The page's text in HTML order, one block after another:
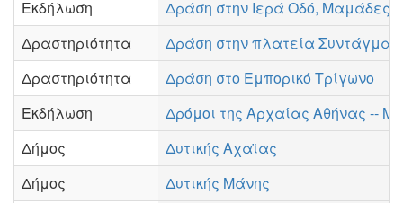
Εκδήλωση
Δράση στην Ιερά Οδό, Μαμάδες
Δραστηριότητα
Δράση στην πλατεία
Δραστηριότητα
Δράση στο Εμπορικό Τρίγωνο
Εκδήλωση
Δρόμοι της Αρχαίας Αθήνας --
Δήμος
Δυτικής Αχαϊας
Δήμος
Δυτικής Μάνης